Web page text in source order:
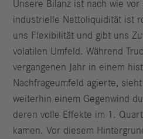
Unsere Bilanz ist nach wie
industrielle Nettoliquidität ist
uns Flexibilität und gibt uns
volatilen Umfeld. Während
vergangenen Jahr in einem
Nachfrageumfeld agierte,
weiterhin einem Gegenwind
deren volle Effekte im 1.
kamen. Vor diesem